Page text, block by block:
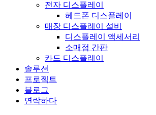
전자 디스플레이
헤드폰 디스플레이
매장 디스플레이 설비
디스플레이 액세서리
소매점 간판
카드 디스플레이
솔루션
프로젝트
블로그
연락하다